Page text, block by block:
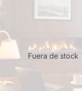
Fuera de stock